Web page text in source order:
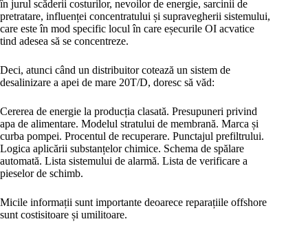
în jurul scăderii costurilor, nevoilor de energie, sarcinii de
pretratare, influenței concentratului și supravegherii sistemului,
care este în mod specific locul în care eșecurile OI acvatice
tind adesea să se concentreze.
Deci, atunci când un distribuitor cotează un sistem de
desalinizare a apei de mare 20T/D, doresc să văd:
Cererea de energie la producția clasată. Presupuneri privind
apa de alimentare. Modelul stratului de membrană. Marca și
curba pompei. Procentul de recuperare. Punctajul prefiltrului.
Logica aplicării substanțelor chimice. Schema de spălare
automată. Lista sistemului de alarmă. Lista de verificare a
pieselor de schimb.
Micile informații sunt importante deoarece reparațiile offshore
sunt costisitoare și umilitoare.